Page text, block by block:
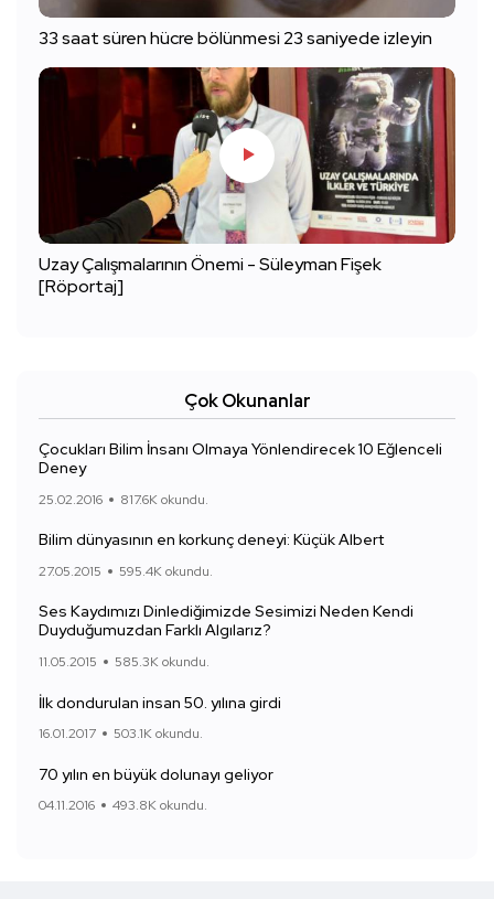
33 saat süren hücre bölünmesi 23 saniyede izleyin
Uzay Çalışmalarının Önemi - Süleyman Fişek
[Röportaj]
Çok Okunanlar
Çocukları Bilim İnsanı Olmaya Yönlendirecek 10 Eğlenceli
Deney
25.02.2016 817.6K okundu.
Bilim dünyasının en korkunç deneyi: Küçük Albert
27.05.2015 595.4K okundu.
Ses Kaydımızı Dinlediğimizde Sesimizi Neden Kendi
Duyduğumuzdan Farklı Algılarız?
11.05.2015 585.3K okundu.
İlk dondurulan insan 50. yılına girdi
16.01.2017 503.1K okundu.
70 yılın en büyük dolunayı geliyor
04.11.2016 493.8K okundu.